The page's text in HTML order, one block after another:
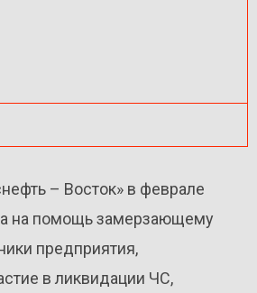
– Восток» в феврале
на помощь замерзающему
предприятия,
в ликвидации ЧС,